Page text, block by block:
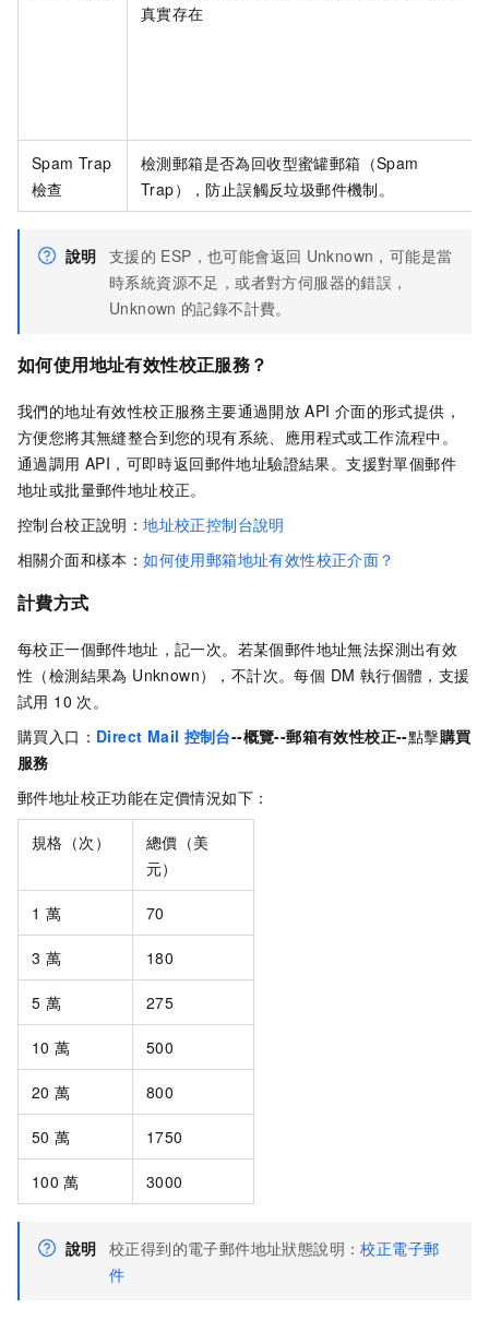
真實存在
Spam Trap
檢查
檢測郵箱是否為回收型蜜罐郵箱（Spam
Trap），防止誤觸反垃圾郵件機制。
說明 支援的 ESP，也可能會返回 Unknown，可能是當
時系統資源不足，或者對方伺服器的錯誤，
Unknown 的記錄不計費。
如何使用地址有效性校正服務？
我們的地址有效性校正服務主要通過開放 API 介面的形式提供，
方便您將其無縫整合到您的現有系統、應用程式或工作流程中。
通過調用 API，可即時返回郵件地址驗證結果。支援對單個郵件
地址或批量郵件地址校正。
控制台校正說明：地址校正控制台說明
相關介面和樣本：如何使用郵箱地址有效性校正介面？
計費方式
每校正一個郵件地址，記一次。若某個郵件地址無法探測出有效
性（檢測結果為 Unknown），不計次。每個 DM 執行個體，支援
試用 10 次。
購買入口： Direct Mail 控制台--概覽--郵箱有效性校正--點擊購買
服務
郵件地址校正功能在定價情況如下：
規格（次）
總價（美
元）
1 萬 70
3 萬 180
5 萬 275
10 萬 500
20 萬 800
50 萬 1750
100 萬 3000
說明 校正得到的電子郵件地址狀態說明：校正電子郵
件